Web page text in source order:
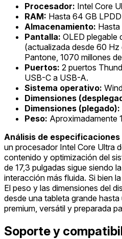
Procesador: Intel Core
RAM: Hasta 64 GB
Almacenamiento:
Pantalla: OLED plegable
(actualizada desde 60
Pantone, 1070 millones
Puertos: 2 puertos
USB-C a USB-A.
Sistema operativo:
Dimensiones
Dimensiones (plegado):
Peso: Aproximadamente
Análisis de
un procesador Intel Core Ultra
contenido y optimización del
de 17,3 pulgadas sigue siendo
interacción más fluida. Si bien
El peso y las dimensiones del
desde una tableta grande
premium, versátil y preparada
Soporte y